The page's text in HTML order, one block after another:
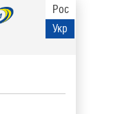
Рос
Укр